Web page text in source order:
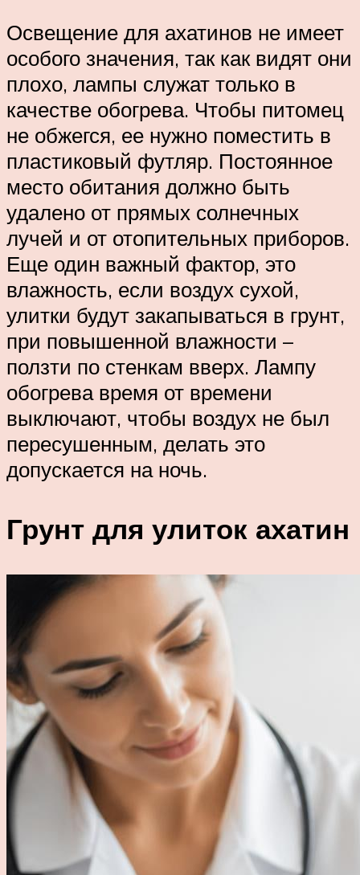
Освещение для ахатинов не имеет
особого значения, так как видят они
плохо, лампы служат только в
качестве обогрева. Чтобы питомец
не обжегся, ее нужно поместить в
пластиковый футляр. Постоянное
место обитания должно быть
удалено от прямых солнечных
лучей и от отопительных приборов.
Еще один важный фактор, это
влажность, если воздух сухой,
улитки будут закапываться в грунт,
при повышенной влажности –
ползти по стенкам вверх. Лампу
обогрева время от времени
выключают, чтобы воздух не был
пересушенным, делать это
допускается на ночь.
Грунт для улиток ахатин